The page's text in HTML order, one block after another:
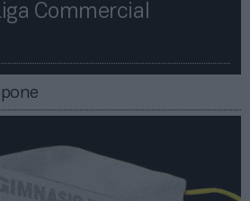
Commercial